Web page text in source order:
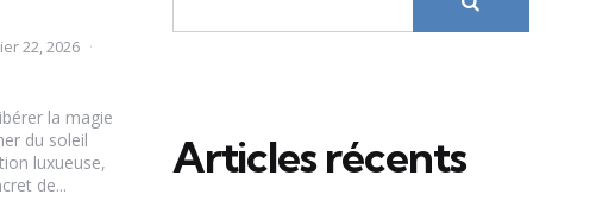
22, 2026
la magie
du soleil
luxueuse,
de...
Articles récents